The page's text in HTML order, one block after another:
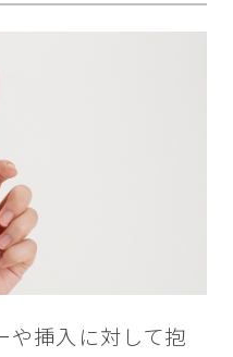
や挿入に対して抱